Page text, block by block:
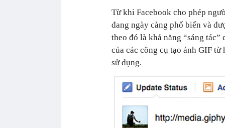
Từ khi Facebook cho phép
đang ngày càng phổ biến và
theo đó là khả năng “sáng
của các công cụ tạo ảnh GIF
sử dụng.